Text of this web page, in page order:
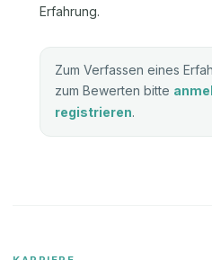
Erfahrung.
Zum Verfassen eines
zum Bewerten bitte
registrieren.